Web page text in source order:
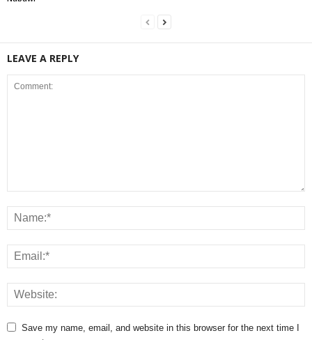
LEAVE A REPLY
Save my name, email, and website in this browser for the next time I